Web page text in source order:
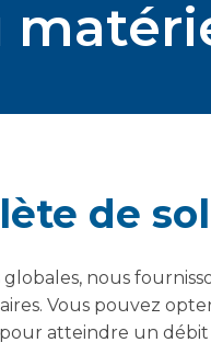
de
nous
Vous pouvez
atteindre un débit